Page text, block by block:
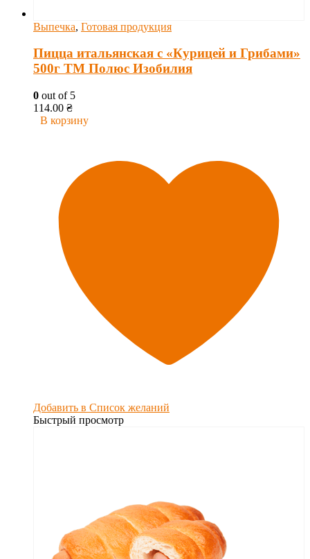
Выпечка, Готовая продукция
Пицца итальянская с «Курицей и Грибами»
500г ТМ Полюс Изобилия
0 out of 5
114.00 ₴
В корзину
Добавить в Список желаний
Быстрый просмотр